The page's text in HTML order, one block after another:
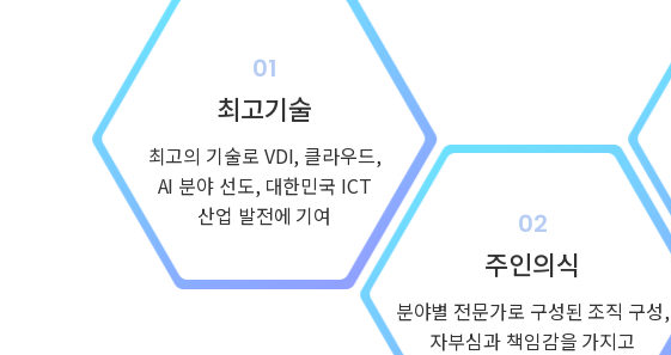
최고기술
최고의 기술로 VDI, 클라우드,
AI 분야 선도, 대한민국 ICT
산업 발전에 기여
주인의식
분야별 전문가로 구성된 조직 구성,
자부심과 책임감을 가지고